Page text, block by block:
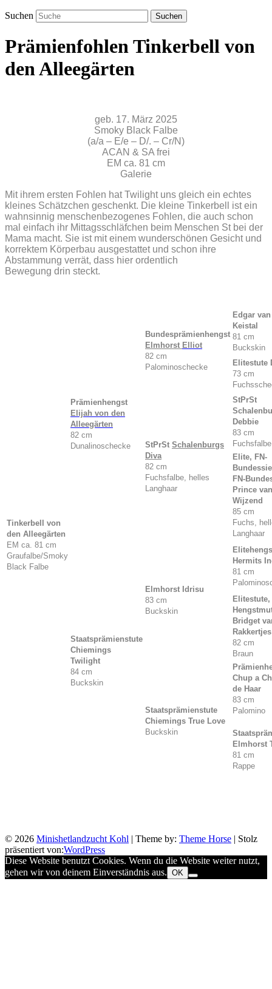
Suchen
Prämienfohlen Tinkerbell von
den Alleegärten
geb. 17. März 2025
Smoky Black Falbe
(a/a – E/e – D/. – Cr/N)
ACAN & SA frei
EM ca. 81 cm
Galerie
Mit ihrem ersten Fohlen hat Twilight uns gleich ein echtes
kleines Schätzchen geschenkt. Die kleine Tinkerbell ist ein
wahnsinnig menschenbezogenes Fohlen, die auch schon
mal einfach ihr Mittagsschläfchen beim Menschen St bei der
Mama macht. Sie ist mit einem wunderschönen Gesicht und
korrektem Körperbau ausgestattet und schon ihre
Abstammung verrät, dass hier ordentlich
Bewegung drin steckt.
Tinkerbell von
den Alleegärten
EM ca. 81 cm
Graufalbe/Smoky
Black Falbe
Prämienhengst
Elijah von den
Alleegärten
82 cm
Dunalinoschecke
Bundesprämienhengst
Elmhorst Elliot
82 cm
Palominoschecke
Edgar
Keistal
81 cm
Buckskin
Elitestute
73 cm
StPrSt Schalenburgs
Diva
82 cm
Fuchsfalbe, helles
Langhaar
StPrSt
Debbie
83 cm
Fuchsfalbe
Elite, FN-
FN-
Prince
Wijzend
85 cm
Fuchs,
Langhaar
Staatsprämienstute
Chiemings
Twilight
84 cm
Buckskin
Elmhorst Idrisu
83 cm
Buckskin
Hermits
81 cm
Elitestute,
Bridget
Rakkertjes
82 cm
Braun
Staatsprämienstute
Chiemings True Love
Buckskin
Chup a
de Haar
83 cm
Palomino
Elmhorst
81 cm
Rappe
© 2026 Minishetlandzucht Kohl | Theme by: Theme Horse | Stolz
präsentiert von:WordPress
Diese Website benutzt Cookies. Wenn du die Website weiter nutzt,
gehen wir von deinem Einverständnis aus. OK